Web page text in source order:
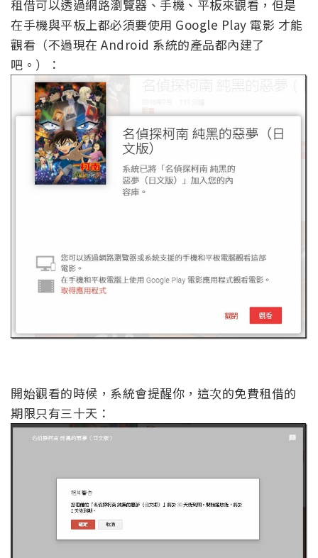
租借可以透過網路瀏覽器、手機、平板來觀看，但是
在手機與平板上都必須要使用 Google Play 電影 才能
觀看（不過現在 Android 系統的產品都內建了
吧。）：
開始觀看的時候，系統會提醒你，這次的免費租借的
期限只有三十天：